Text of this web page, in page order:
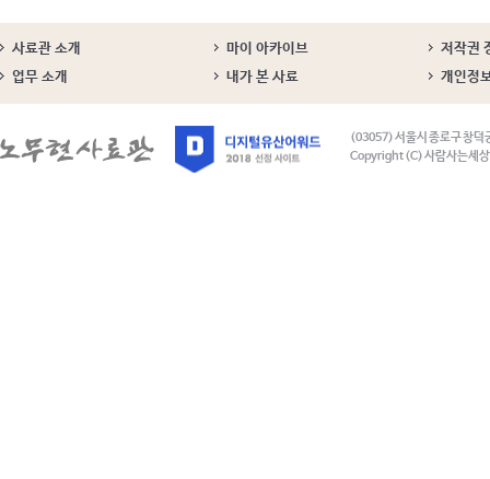
사료관 소개 마이 아카이브
저작권
업무 소개
내가 본 사료 개인정
(03057) 서울시 종로구 창덕
Copyright (C) 사람사는세